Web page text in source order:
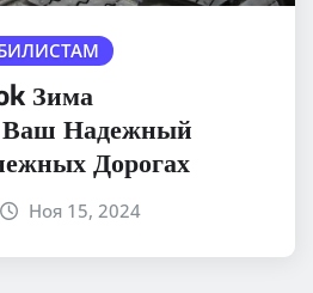
Зима
Надежный
Дорогах
Ноя 15, 2024